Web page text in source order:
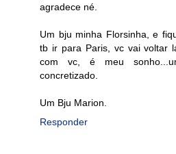
agradece né.
Um bju minha Florsinha, e
tb ir para Paris, vc vai voltar
com vc, é meu
concretizado.
Um Bju Marion.
Responder